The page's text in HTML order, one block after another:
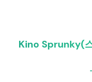
Kino Sprunky(